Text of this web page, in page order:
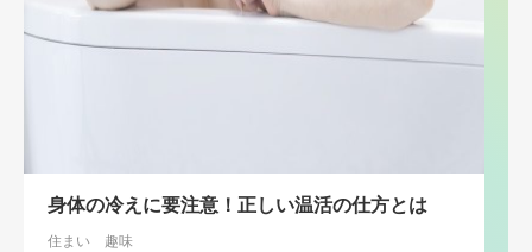
身体の冷えに要注意！正しい温活の仕方とは
住まい 趣味